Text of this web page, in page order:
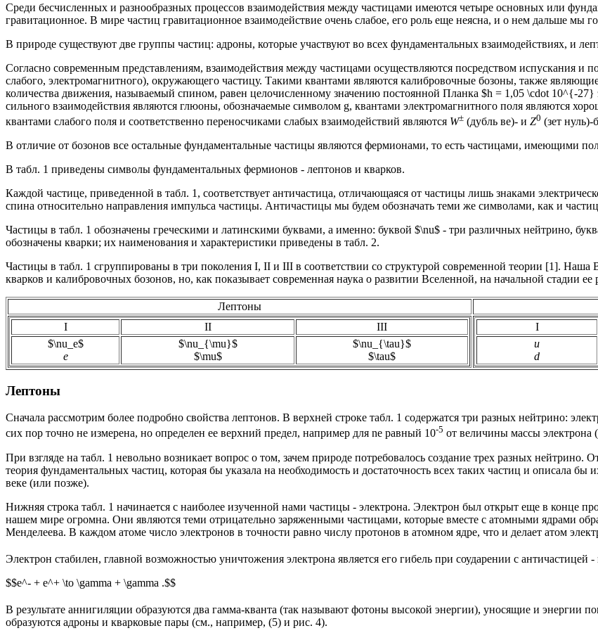
Среди бесчисленных и разнообразных процессов взаимодействия между частицами имеются четыре основных или
гравитационное. В мире частиц гравитационное взаимодействие очень слабое, его роль еще неясна, и о нем дальше мы
В природе существуют две группы частиц: адроны, которые участвуют во всех фундаментальных взаимодействиях, и
Согласно современным представлениям, взаимодействия между частицами осуществляются посредством испускания и
слабого, электромагнитного), окружающего частицу. Такими квантами являются калибровочные бозоны, также
количества движения, называемый спином, равен целочисленному значению постоянной Планка $h = 1,05 \cdot 10^{-27}
сильного взаимодействия являются глюоны, обозначаемые символом g, квантами электромагнитного поля являются
квантами слабого поля и соответственно переносчиками слабых взаимодействий являются W± (дубль ве)- и Z0 (зет нуль)-
В отличие от бозонов все остальные фундаментальные частицы являются фермионами, то есть частицами, имеющими
В табл. 1 приведены символы фундаментальных фермионов - лептонов и кварков.
Каждой частице, приведенной в табл. 1, соответствует античастица, отличающаяся от частицы лишь знаками
спина относительно направления импульса частицы. Античастицы мы будем обозначать теми же символами, как и
Частицы в табл. 1 обозначены греческими и латинскими буквами, а именно: буквой $\nu$ - три различных нейтрино,
обозначены кварки; их наименования и характеристики приведены в табл. 2.
Частицы в табл. 1 сгруппированы в три поколения I, II и III в соответствии со структурой современной теории [1]. Наша
кварков и калибровочных бозонов, но, как показывает современная наука о развитии Вселенной, на начальной стадии
Лептоны
I
II
III
$\nu_e$
e
$\nu_{\mu}$
$\mu$
$\nu_{\tau}$
$\tau$
I
u
d
Лептоны
Сначала рассмотрим более подробно свойства лептонов. В верхней строке табл. 1 содержатся три разных нейтрино:
сих пор точно не измерена, но определен ее верхний предел, например для ne равный 10-5 от величины массы электрона
При взгляде на табл. 1 невольно возникает вопрос о том, зачем природе потребовалось создание трех разных нейтрино.
теория фундаментальных частиц, которая бы указала на необходимость и достаточность всех таких частиц и описала
веке (или позже).
Нижняя строка табл. 1 начинается с наиболее изученной нами частицы - электрона. Электрон был открыт еще в конце
нашем мире огромна. Они являются теми отрицательно заряженными частицами, которые вместе с атомными ядрами
Менделеева. В каждом атоме число электронов в точности равно числу протонов в атомном ядре, что и делает атом
Электрон стабилен, главной возможностью уничтожения электрона является его гибель при соударении с античастицей
$$e^- + e^+ \to \gamma + \gamma .$$
В результате аннигиляции образуются два гамма-кванта (так называют фотоны высокой энергии), уносящие и энергии
образуются адроны и кварковые пары (см., например, (5) и рис. 4).